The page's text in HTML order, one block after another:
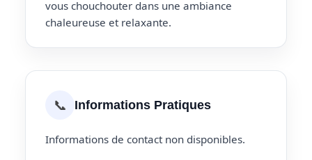
vous chouchouter dans une ambiance
chaleureuse et relaxante.
📞 Informations Pratiques
Informations de contact non disponibles.